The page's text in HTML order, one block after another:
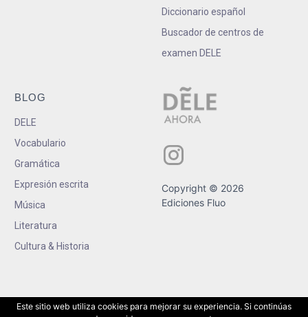
Diccionario español
Buscador de centros de
examen DELE
BLOG
DELE
Vocabulario
Gramática
Expresión escrita
Música
Literatura
Cultura & Historia
Copyright © 2026
Ediciones Fluo
Este sitio web utiliza cookies para mejorar su experiencia. Si continúas